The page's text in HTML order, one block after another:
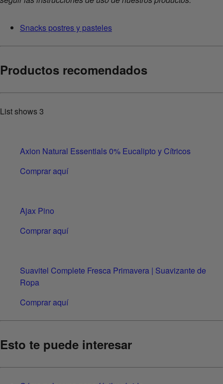
Snacks postres y pasteles
Productos recomendados
List shows3
Axion Natural Essentials 0% Eucalipto y Cítricos
Comprar aquí
Ajax Pino
Comprar aquí
Suavitel Complete Fresca Primavera | Suavizante de
Ropa
Comprar aquí
Esto te puede interesar